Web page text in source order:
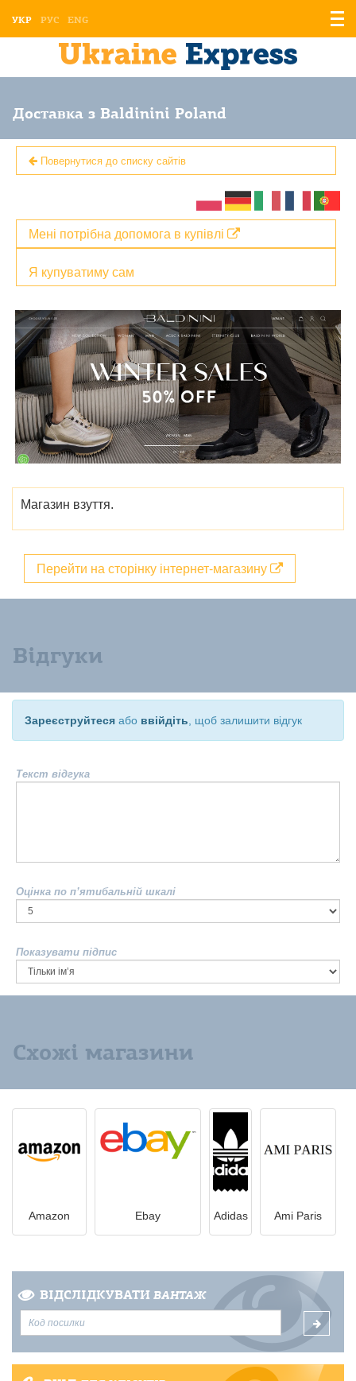
УКР РУС ENG
Доставка з Вaldinini Poland
Повернутися до списку сайтів
Я купуватиму сам
Мені потрібна допомога в купівлі
Магазин взуття.
Перейти на сторінку інтернет-магазину
Відгуки
Зареєструйтеся або ввійдіть , щоб залишити відгук
Текст відгука
Оцінка по п’ятибальній шкалі
Показувати підпис
Схожі магазини
Amazon Ebay Adidas Ami Paris
ВІДСЛІДКУВАТИ ВАНТАЖ